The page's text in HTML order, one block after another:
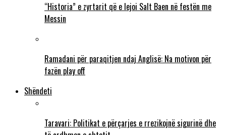
“Historia” e zyrtarit që e lejoi Salt Baen në festën me
Messin
Ramadani për paraqitjen ndaj Anglisë: Na motivon për
fazën play off
Shëndeti
Taravari: Politikat e përçarjes e rrezikojnë sigurinë dhe